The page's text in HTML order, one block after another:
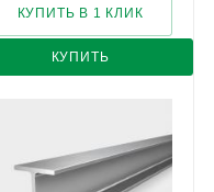
КУПИТЬ
КУПИТЬ В 1 КЛИК